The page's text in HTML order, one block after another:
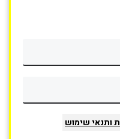
ותנאי שימוש